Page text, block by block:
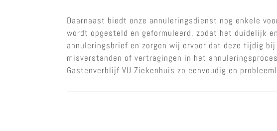
Daarnaast biedt onze annuleringsdienst nog enkele
wordt opgesteld en geformuleerd, zodat het duidelijk
annuleringsbrief en zorgen wij ervoor dat deze tijdig
misverstanden of vertragingen in het
Gastenverblijf VU Ziekenhuis zo eenvoudig en